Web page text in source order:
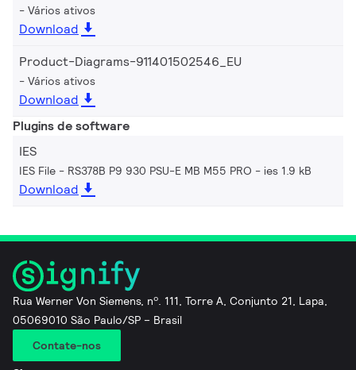
Vários ativos
Download
Product-Diagrams-911401502546_EU
Vários ativos
Download
Plugins de software
IES
IES File - RS378B P9 930 PSU-E MB M55 PRO ies 1.9 kB
Download
Rua Werner Von Siemens, nº. 111, Torre A, Conjunto 21, Lapa,
05069010 São Paulo/SP – Brasil
Contate-nos